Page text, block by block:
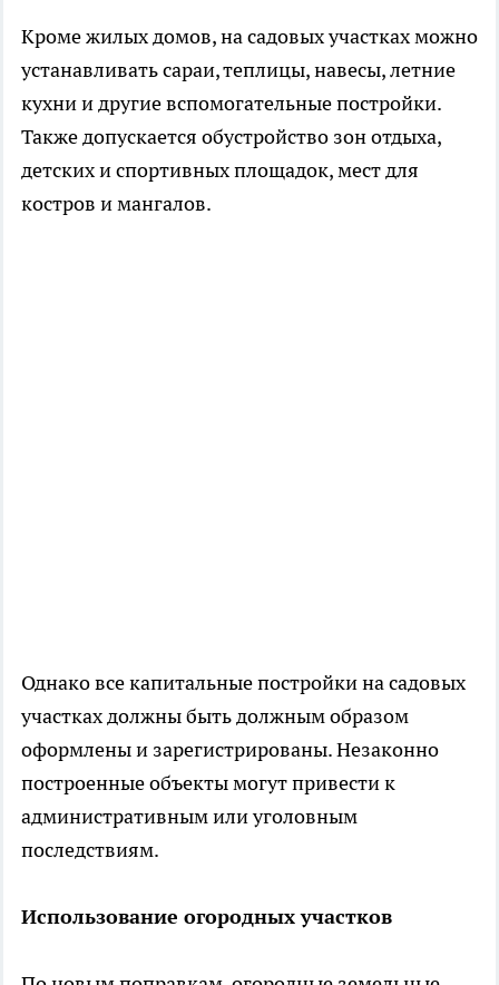
Кроме жилых домов, на садовых участках можно
устанавливать сараи, теплицы, навесы, летние
кухни и другие вспомогательные постройки.
Также допускается обустройство зон отдыха,
детских и спортивных площадок, мест для
костров и мангалов.
Однако все капитальные постройки на садовых
участках должны быть должным образом
оформлены и зарегистрированы. Незаконно
построенные объекты могут привести к
административным или уголовным
последствиям.
Использование огородных участков